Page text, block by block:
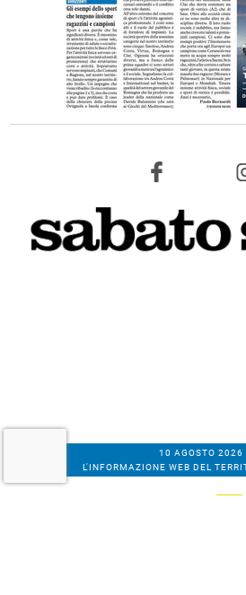
10 AGOSTO 2026
L'INFORMAZIONE WEB DEL